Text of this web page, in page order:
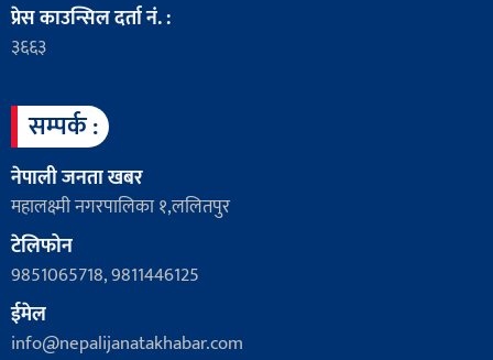
प्रेस काउन्सिल दर्ता नं. :
३६६३
सम्पर्क :
नेपाली जनता खबर
महालक्ष्मी नगरपालिका १,ललितपुर
टेलिफोन
9851065718, 9811446125
ईमेल
info@nepalijanatakhabar.com